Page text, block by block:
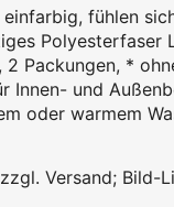
einfarbig, fühlen
Packungen, *
Innen- und
oder warmem
Versand; Bild-